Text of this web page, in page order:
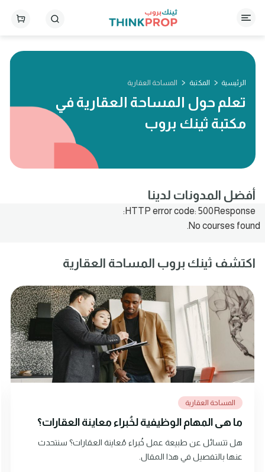
الرئيسية المكتبة المساحة العقارية
تعلم حول المساحة العقارية في
مكتبة ثينك بروب
أفضل المدونات لدينا
HTTP error code: 500Response:
No courses found.
اكتشف ثينك بروب المساحة العقارية
المساحة العقارية
ما هي المهام الوظيفية لخُبراء معاينة العقارات؟
هل تتسائل عن طبيعة عمل خُبراء مُعاينة العقارات؟ سنتحدث
عنها بالتفصيل في هذا المقال.